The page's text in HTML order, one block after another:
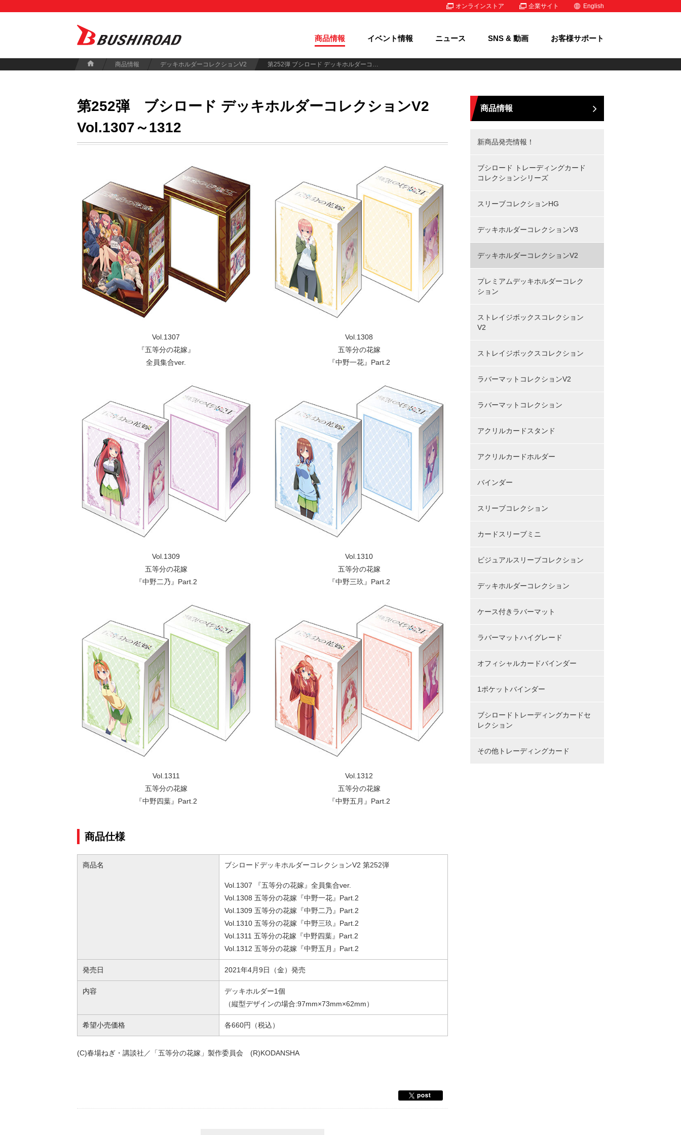
オンラインストア 企業サイト English
商品情報 イベント情報 ニュース SNS & 動画 お客様サポート
商品情報 デッキホルダーコレクションV2 第252弾 ブシロード デッキホルダーコレクションV2 Vol.1307～1312
第252弾
ブシロード デッキホルダーコレクションV2
Vol.1307～1312
Vol.1307
『五等分の花嫁』
全員集合ver.
Vol.1308
五等分の花嫁
『中野一花』Part.2
Vol.1309
五等分の花嫁
『中野二乃』Part.2
Vol.1310
五等分の花嫁
『中野三玖』Part.2
Vol.1311
五等分の花嫁
『中野四葉』Part.2
Vol.1312
五等分の花嫁
『中野五月』Part.2
商品仕様
商品名 ブシロードデッキホルダーコレクションV2 第252弾
Vol.1307 『五等分の花嫁』全員集合ver.
Vol.1308 五等分の花嫁『中野一花』Part.2
Vol.1309 五等分の花嫁『中野二乃』Part.2
Vol.1310 五等分の花嫁『中野三玖』Part.2
Vol.1311 五等分の花嫁『中野四葉』Part.2
Vol.1312 五等分の花嫁『中野五月』Part.2
発売日 2021年4月9日（金）発売
内容
デッキホルダー1個
（縦型デザインの場合:97mm×73mm×62mm）
希望小売価格 各660円（税込）
(C)春場ねぎ・講談社／「五等分の花嫁」製作委員会 (R)KODANSHA
商品情報
新商品発売情報！
ブシロード トレーディングカード
コレクションシリーズ
スリーブコレクションHG
デッキホルダーコレクションV3
デッキホルダーコレクションV2
プレミアムデッキホルダーコレク
ション
ストレイジボックスコレクション
V2
ストレイジボックスコレクション
ラバーマットコレクションV2
ラバーマットコレクション
アクリルカードスタンド
アクリルカードホルダー
バインダー
スリーブコレクション
カードスリーブミニ
ビジュアルスリーブコレクション
デッキホルダーコレクション
ケース付きラバーマット
ラバーマットハイグレード
オフィシャルカードバインダー
1ポケットバインダー
ブシロードトレーディングカードセ
レクション
その他トレーディングカード